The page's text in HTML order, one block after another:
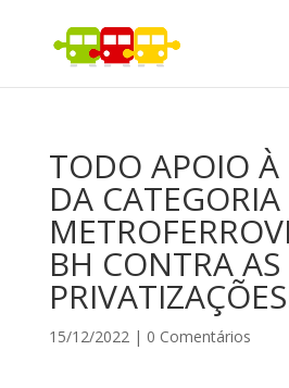
TODO APOIO À
DA CATEGORIA
BH CONTRA AS
15/12/2022| 0 Comentários